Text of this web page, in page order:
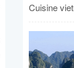
Cuisine